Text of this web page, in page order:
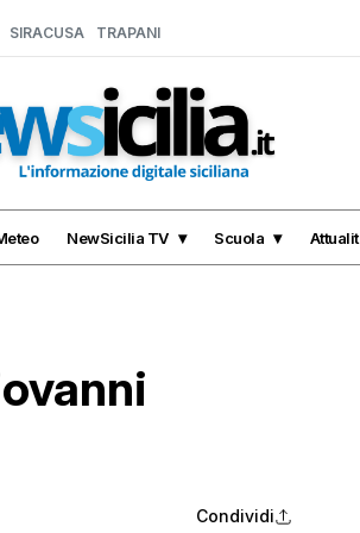
SIRACUSA TRAPANI
NewSicilia TV Scuola
Condividi